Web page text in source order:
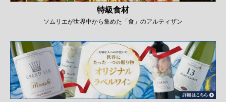
特級食材
ソムリエが世界中から集めた「食」のアルティザン